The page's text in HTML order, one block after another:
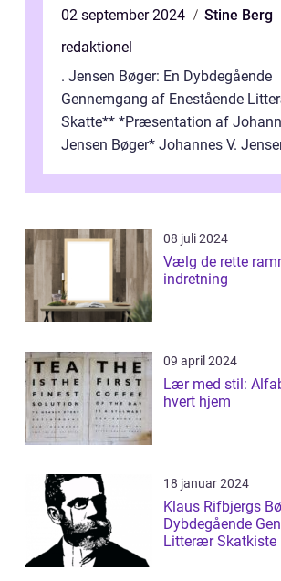
02 september 2024
Stine Berg
redaktionel
. Jensen Bøger: En Dybdegående
Gennemgang af Enestående
Skatte** *Præsentation af
Jensen Bøger* Johannes V.
et enestående...
08 juli 2024
Vælg de rette
indretning
09 april 2024
Lær med stil:
hvert hjem
18 januar 2024
Klaus Rifbjergs
Dybdegående
Litterær Skatkiste